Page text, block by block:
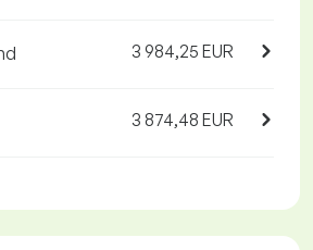
3 984,25 EUR
3 874,48 EUR